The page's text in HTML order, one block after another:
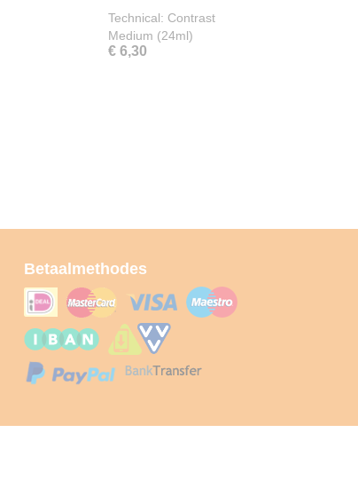
Technical: Contrast
Medium (24ml)
€ 6,30
Betaalmethodes